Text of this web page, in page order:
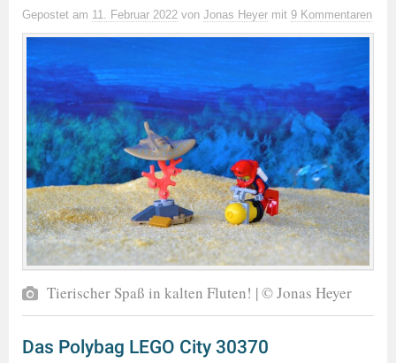
Gepostet am 11. Februar 2022 von Jonas Heyer mit 9 Kommentaren
Tierischer Spaß in kalten Fluten! | © Jonas Heyer
Das Polybag LEGO City 30370